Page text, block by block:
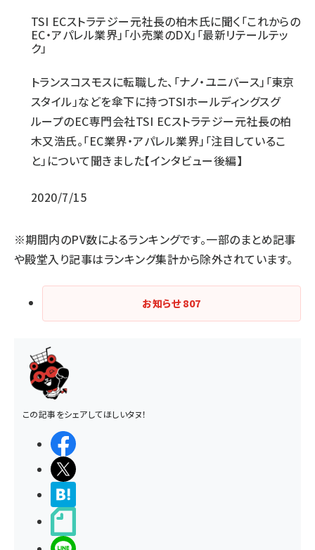
TSI ECストラテジー元社長の柏木氏に聞く「これからの
EC・アパレル業界」「小売業のDX」「最新リテールテッ
ク」
トランスコスモスに転職した、「ナノ・ユニバース」「東京
スタイル」などを傘下に持つTSIホールディングスグ
ループのEC専門会社TSI ECストラテジー元社長の柏
木又浩氏。「EC業界・アパレル業界」「注目しているこ
と」について聞きました【インタビュー後編】
2020/7/15
※期間内のPV数によるランキングです。一部のまとめ記事
や殿堂入り記事はランキング集計から除外されています。
お知らせ807
この記事をシェアしてほしいタヌ！